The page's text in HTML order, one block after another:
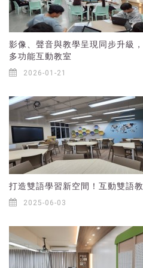
影像、聲音與教學呈現同步升級
多功能互動教室
2026-01-21
打造雙語學習新空間！互動雙語
2025-06-03